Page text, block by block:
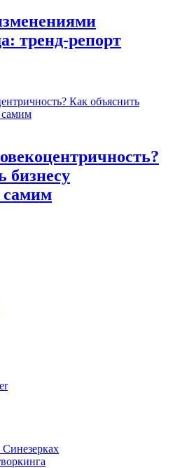
тренд-репорт
бизнесу
самим